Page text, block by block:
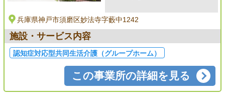
兵庫県神戸市須磨区妙法寺字藪中1242
施設・サービス内容
認知症対応型共同生活介護（グループホーム）
この事業所の詳細を見る